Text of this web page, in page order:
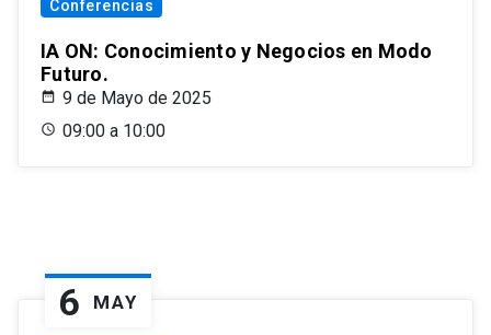
Conferencias
IA ON: Conocimiento y Negocios en Modo
Futuro.
9 de Mayo de 2025
09:00 a 10:00
6 MAY